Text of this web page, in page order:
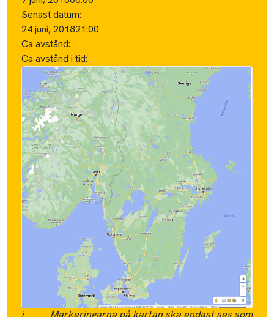
Senast datum:
24 juni, 201821:00
Ca avstånd:
Ca avstånd i tid:
i
Markeringarna på kartan ska endast ses som